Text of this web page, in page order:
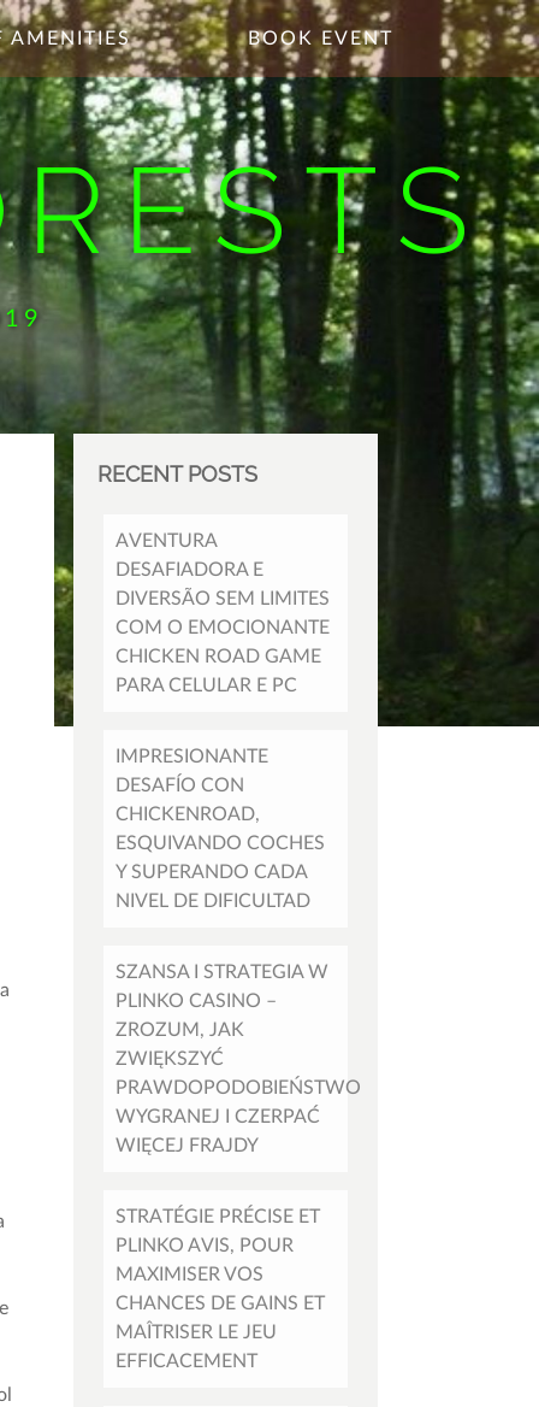
AMENITIES BOOK EVENT
RECENT POSTS
AVENTURA
DESAFIADORA E
DIVERSÃO SEM LIMITES
COM O EMOCIONANTE
CHICKEN ROAD GAME
PARA CELULAR E PC
IMPRESIONANTE
DESAFÍO CON
CHICKENROAD,
ESQUIVANDO COCHES
Y SUPERANDO CADA
NIVEL DE DIFICULTAD
SZANSA I STRATEGIA W
PLINKO CASINO –
ZROZUM, JAK
ZWIĘKSZYĆ
PRAWDOPODOBIEŃSTWO
WYGRANEJ I CZERPAĆ
WIĘCEJ FRAJDY
STRATÉGIE PRÉCISE ET
PLINKO AVIS, POUR
MAXIMISER VOS
CHANCES DE GAINS ET
MAÎTRISER LE JEU
EFFICACEMENT